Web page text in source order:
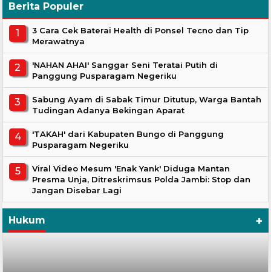
Berita Populer
3 Cara Cek Baterai Health di Ponsel Tecno dan Tip
Merawatnya
'NAHAN AHAI' Sanggar Seni Teratai Putih di
Panggung Pusparagam Negeriku
Sabung Ayam di Sabak Timur Ditutup, Warga Bantah
Tudingan Adanya Bekingan Aparat
'TAKAH' dari Kabupaten Bungo di Panggung
Pusparagam Negeriku
Viral Video Mesum 'Enak Yank' Diduga Mantan
Presma Unja, Ditreskrimsus Polda Jambi: Stop dan
Jangan Disebar Lagi
Hukum +